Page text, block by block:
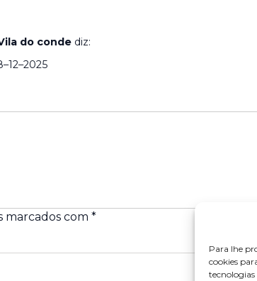
Para lhe
cookies
do conde diz:
marcados com *